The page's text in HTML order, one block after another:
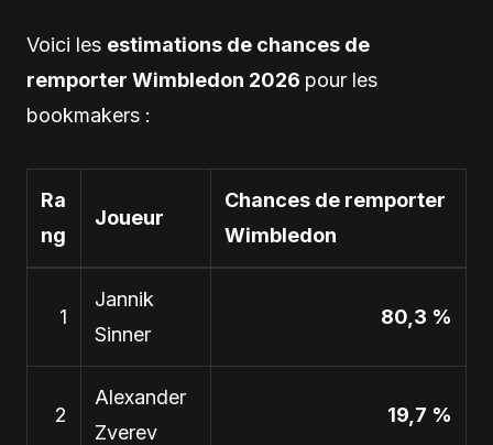
Voici les estimations de chances de
remporter Wimbledon 2026 pour les
bookmakers :
Ra
ng
Joueur
Chances de remporter
Wimbledon
1
Jannik
Sinner
80,3 %
2
Alexander
Zverev
19,7 %